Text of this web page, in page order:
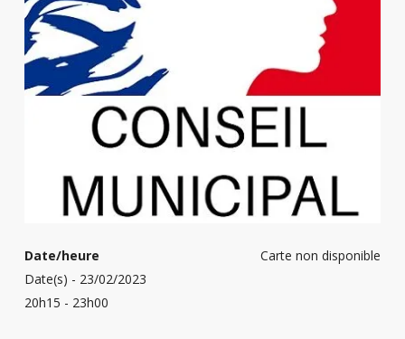
Carte non disponible
Date/heure
Date(s) - 23/02/2023
20h15 - 23h00